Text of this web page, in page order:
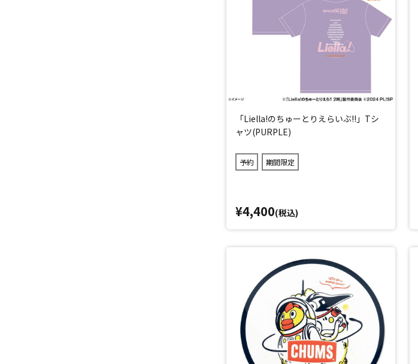
「Liella!のちゅーとりえらいぶ!!」Tシ
ャツ(PURPLE)
予約 期間限定
¥4,400(税込)